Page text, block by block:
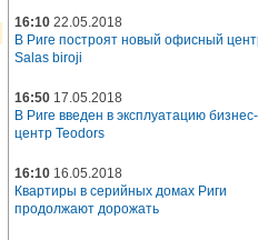
16:10 22.05.2018
В Риге построят новый офисный
Salas biroji
16:50 17.05.2018
В Риге введен в эксплуатацию бизнес-
центр Teodors
16:10 16.05.2018
Квартиры в серийных домах Риги
продолжают дорожать